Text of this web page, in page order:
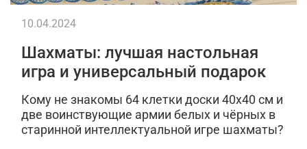
Шахматы: лучшая настольная
игра и универсальный подарок
Кому не знакомы 64 клетки доски 40х40 см и
две воинствующие армии белых и чёрных в
старинной интеллектуальной игре шахматы?
10.04.2024